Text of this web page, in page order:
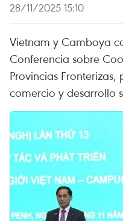
28/11/2025 15:10
Vietnam y Camboya
Conferencia sobre
Provincias
comercio y desarrollo